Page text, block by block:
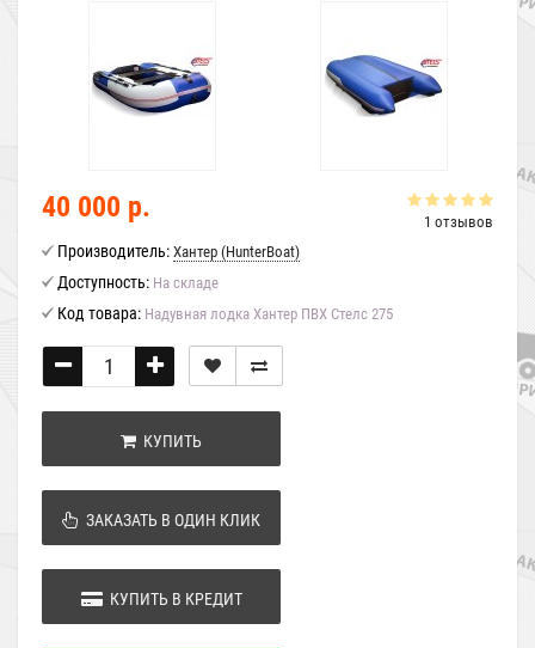
1 отзывов
40 000 р.
Производитель: Хантер (HunterBoat)
Доступность: На складе
Код товара: Надувная лодка Хантер ПВХ Стелс 275
КУПИТЬ
ЗАКАЗАТЬ В ОДИН КЛИК
КУПИТЬ В КРЕДИТ